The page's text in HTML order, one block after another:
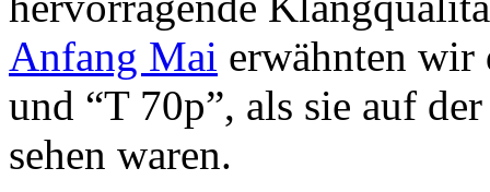
Anfang Mai erwähnten wir
und “T 70p”, als sie auf
sehen waren.